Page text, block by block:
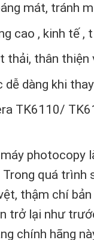
mát, tránh
cao , kinh tế ,
thải, thân
dễ dàng khi thay
TK6110/
quá
thậm chí
trở lại như
chính hãng